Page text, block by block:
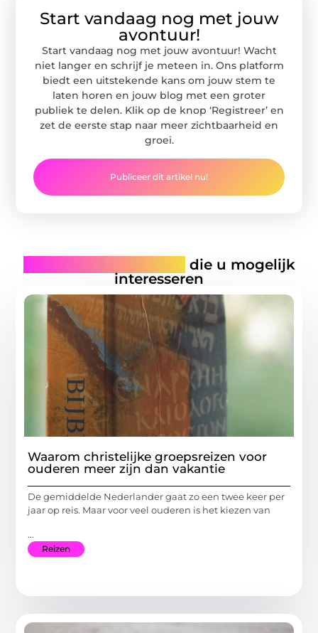
Start vandaag nog met jouw
avontuur!
Start vandaag nog met jouw avontuur! Wacht
niet langer en schrijf je meteen in. Ons platform
biedt een uitstekende kans om jouw stem te
laten horen en jouw blog met een groter
publiek te delen. Klik op de knop ‘Registreer’ en
zet de eerste stap naar meer zichtbaarheid en
groei.
Publiceer dit artikel nu!
die u mogelijk
interesseren
Waarom christelijke groepsreizen voor
ouderen meer zijn dan vakantie
De gemiddelde Nederlander gaat zo een twee keer per
jaar op reis. Maar voor veel ouderen is het kiezen van
...
Reizen